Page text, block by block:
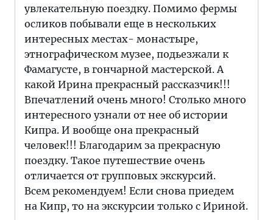
увлекательную поездку. Помимо фермы
осликов побывали еще в нескольких
интересных местах- монастыре,
этнографическом музее, подьезжали к
Фамагусте, в гончарной мастерской. А
какой Ирина прекрасный рассказчик!!!
Впечатлений очень много! Столько много
интересного узнали от нее об истории
Кипра. И вообще она прекрасный
человек!!! Благодарим за прекрасную
поездку. Такое путешествие очень
отличается от групповых экскурсий.
Всем рекомендуем! Если снова приедем
на Кипр, то на экскурсии только с Ириной.